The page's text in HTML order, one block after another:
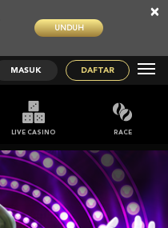
UNDUH
×
MASUK DAFTAR
LIVE CASINO RACE